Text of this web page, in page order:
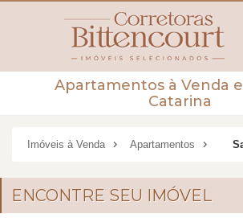
Apartamentos à Venda
Catarina
Imóveis à Venda Apartamentos
ENCONTRE SEU IMÓVEL